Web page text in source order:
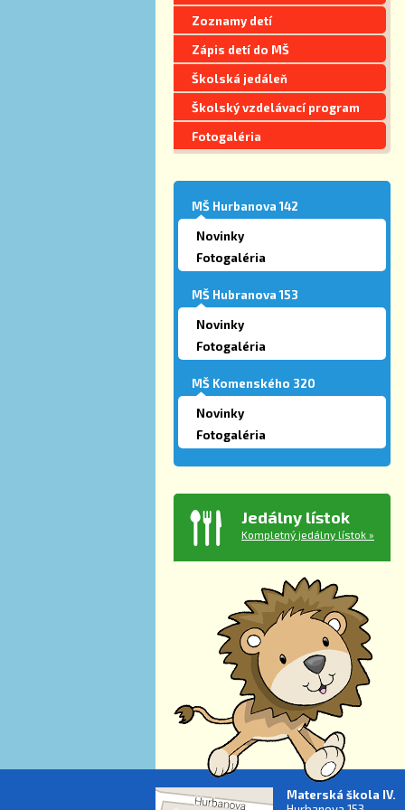
Zoznamy detí
Zápis detí do MŠ
Školská jedáleň
Školský vzdelávací program
Fotogaléria
MŠ Hurbanova 142
Novinky
Fotogaléria
MŠ Hubranova 153
Novinky
Fotogaléria
MŠ Komenského 320
Novinky
Fotogaléria
Jedálny lístok
Kompletný jedálny lístok »
Materská škola IV.